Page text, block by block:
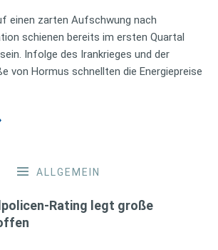
einen zarten Aufschwung nach
schienen bereits im ersten Quartal
Infolge des Irankrieges und der
von Hormus schnellten die Energiepreise
ALLGEMEIN
Rating legt große